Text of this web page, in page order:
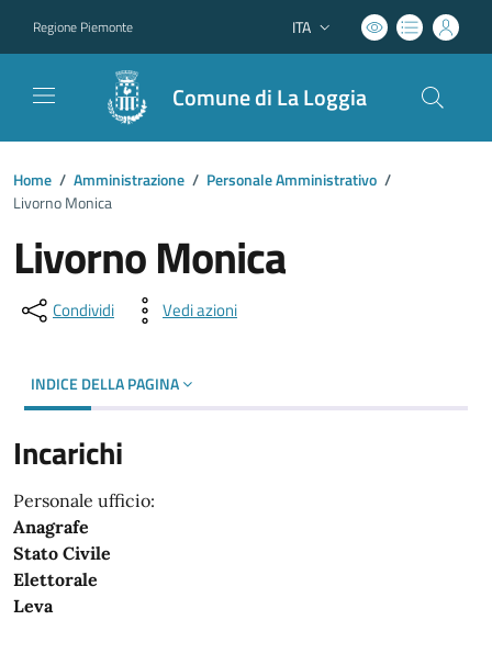
Regione Piemonte Lingua attiva:
ITA
Comune di La Loggia
Home / Amministrazione / Personale Amministrativo /
Livorno Monica
Livorno Monica
Condividi Vedi azioni
INDICE DELLA PAGINA
Incarichi
Personale ufficio:
Anagrafe
Stato Civile
Elettorale
Leva